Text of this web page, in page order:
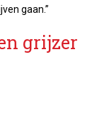
gaan.”
grijzer